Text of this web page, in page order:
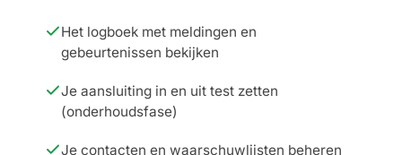
Het logboek met meldingen en
gebeurtenissen bekijken
Je aansluiting in en uit test zetten
(onderhoudsfase)
Je contacten en waarschuwlijsten beheren